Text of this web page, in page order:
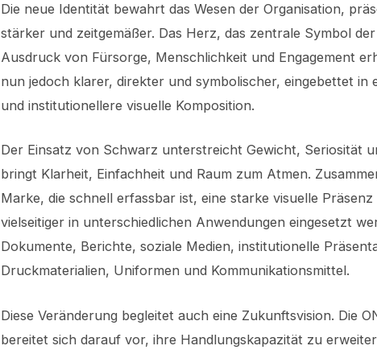
Die neue Identität bewahrt das Wesen der Organisation,
stärker und zeitgemäßer. Das Herz, das zentrale Symbol
Ausdruck von Fürsorge, Menschlichkeit und Engagement
nun jedoch klarer, direkter und symbolischer, eingebettet in
und institutionellere visuelle Komposition.
Der Einsatz von Schwarz unterstreicht Gewicht, Seriosität
bringt Klarheit, Einfachheit und Raum zum Atmen.
Marke, die schnell erfassbar ist, eine starke visuelle
vielseitiger in unterschiedlichen Anwendungen eingesetzt
Dokumente, Berichte, soziale Medien, institutionelle
Druckmaterialien, Uniformen und Kommunikationsmittel.
Diese Veränderung begleitet auch eine Zukunftsvision. Die
bereitet sich darauf vor, ihre Handlungskapazität zu